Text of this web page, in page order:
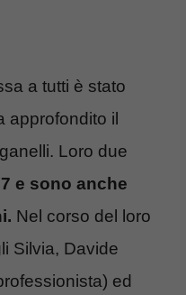
a tutti è stato
approfondito il
Loro due
e sono anche
Nel corso del loro
Silvia, Davide
ed